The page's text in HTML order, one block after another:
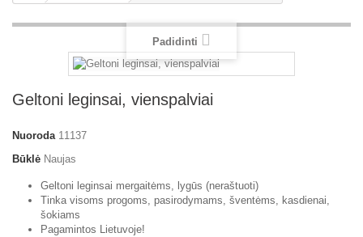
Padidinti
Geltoni leginsai, vienspalviai
Nuoroda 11137
Būklė Naujas
Geltoni leginsai mergaitėms, lygūs (neraštuoti)
Tinka visoms progoms, pasirodymams, šventėms, kasdienai,
šokiams
Pagamintos Lietuvoje!